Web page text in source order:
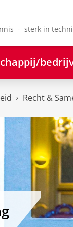
- sterk in
Recht &